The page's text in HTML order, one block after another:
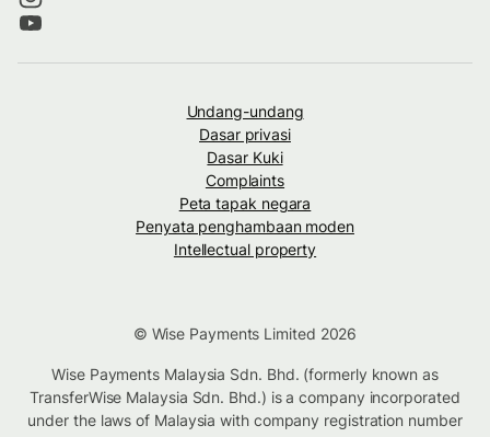
Undang-undang
Dasar privasi
Dasar Kuki
Complaints
Peta tapak negara
Penyata penghambaan moden
Intellectual property
© Wise Payments Limited 2026
Wise Payments Malaysia Sdn. Bhd. (formerly known as
TransferWise Malaysia Sdn. Bhd.) is a company incorporated
under the laws of Malaysia with company registration number